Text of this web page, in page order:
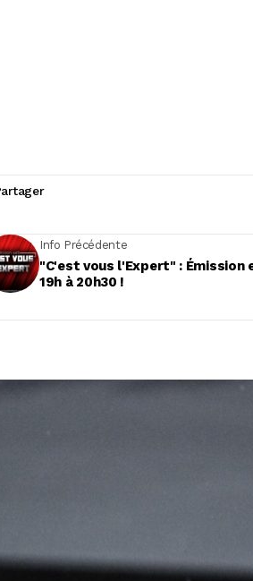
Info Précédente
"C'est vous l'Expert" : Émission
19h à 20h30 !